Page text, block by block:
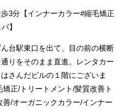
3分【インナーカラー#縮毛矯正
】
台駅東口を出て、目の前の横断
りをそのまま直進。レンタカー
さんだビルの１階にございま
正/トリートメント/髪質改善ト
善/オーガニックカラー/インナー